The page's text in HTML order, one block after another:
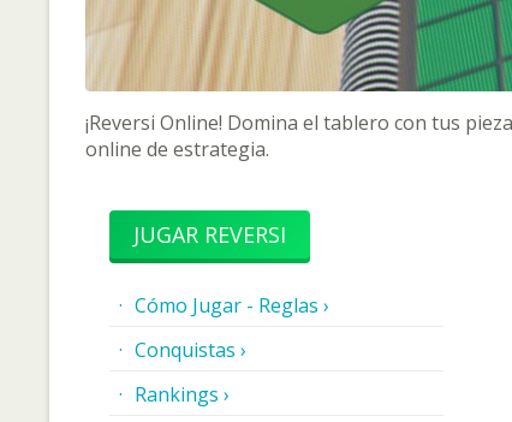
¡Reversi Online! Domina el tablero con tus
online de estrategia.
JUGAR REVERSI
Cómo Jugar - Reglas ›
Conquistas ›
Rankings ›